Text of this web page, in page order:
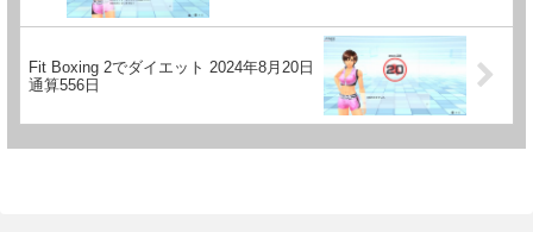
Fit Boxing 2でダイエット 2024年8月20日
通算556日